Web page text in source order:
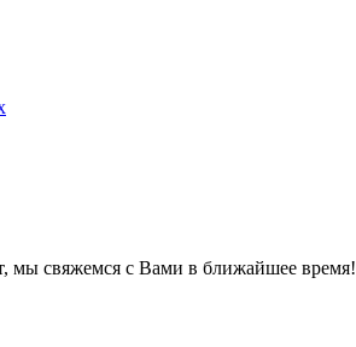
мы свяжемся с Вами в ближайшее время!